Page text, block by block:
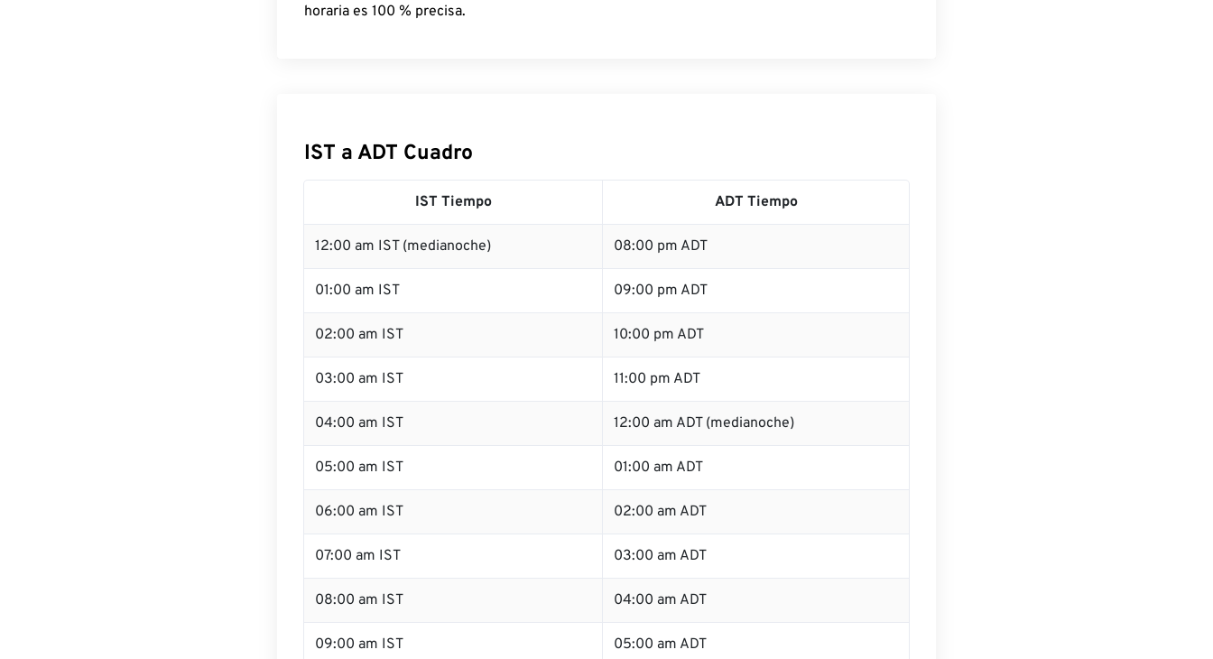
horaria es 100 % precisa.
IST a ADT Cuadro
IST Tiempo ADT Tiempo
12:00 am IST (medianoche) 08:00 pm ADT
01:00 am IST 09:00 pm ADT
02:00 am IST 10:00 pm ADT
03:00 am IST 11:00 pm ADT
04:00 am IST 12:00 am ADT (medianoche)
05:00 am IST 01:00 am ADT
06:00 am IST 02:00 am ADT
07:00 am IST 03:00 am ADT
08:00 am IST 04:00 am ADT
09:00 am IST 05:00 am ADT